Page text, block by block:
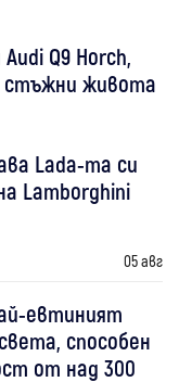
Q9 Horch,
стъжни живота
Lada-та си
Lamborghini
05 авг
евтиният
способен
от над 300